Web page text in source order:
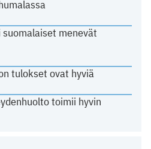
menevät
tulokset ovat hyviä
toimii hyvin